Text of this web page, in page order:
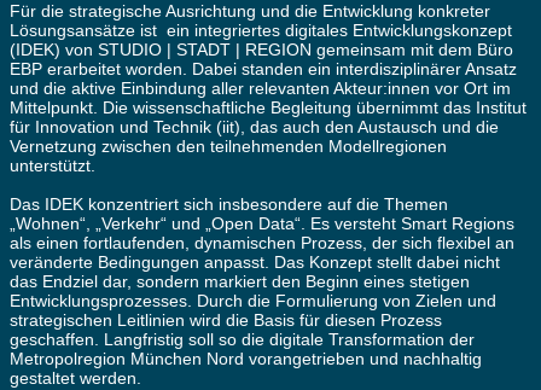
Für die strategische Ausrichtung und die Entwicklung konkreter
Lösungsansätze ist ein integriertes digitales Entwicklungskonzept
(IDEK) von STUDIO | STADT | REGION gemeinsam mit dem Büro
EBP erarbeitet worden. Dabei standen ein interdisziplinärer Ansatz
und die aktive Einbindung aller relevanten Akteur:innen vor Ort im
Mittelpunkt. Die wissenschaftliche Begleitung übernimmt das Institut
für Innovation und Technik (iit), das auch den Austausch und die
Vernetzung zwischen den teilnehmenden Modellregionen
unterstützt.
Das IDEK konzentriert sich insbesondere auf die Themen
„Wohnen“, „Verkehr“ und „Open Data“. Es versteht Smart Regions
als einen fortlaufenden, dynamischen Prozess, der sich flexibel an
veränderte Bedingungen anpasst. Das Konzept stellt dabei nicht
das Endziel dar, sondern markiert den Beginn eines stetigen
Entwicklungsprozesses. Durch die Formulierung von Zielen und
strategischen Leitlinien wird die Basis für diesen Prozess
geschaffen. Langfristig soll so die digitale Transformation der
Metropolregion München Nord vorangetrieben und nachhaltig
gestaltet werden.